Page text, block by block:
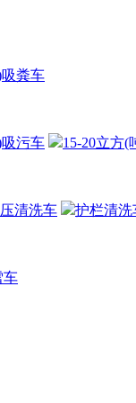
粪车
污车 15-20立方(
清洗车 护栏清洗
车